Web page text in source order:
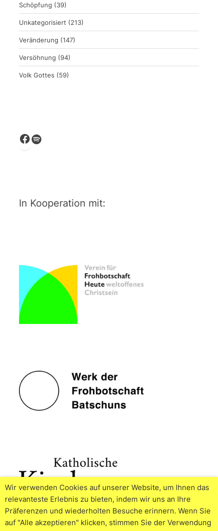
Schöpfung (39)
Unkategorisiert (213)
Veränderung (147)
Versöhnung (94)
Volk Gottes (59)
Facebook
Spotify
In Kooperation mit:
Wir verwenden Cookies auf unserer Website, um Ihnen das
relevanteste Erlebnis zu bieten, indem wir uns an Ihre
Präferenzen und wiederholten Besuche erinnern. Wenn Sie
auf "Alle akzeptieren" klicken, stimmen Sie der Verwendung